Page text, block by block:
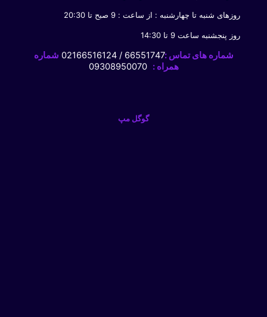
روزهای شنبه تا چهارشنبه : از ساعت : 9 صبح تا 20:30
روز پنجشنبه ساعت 9 تا 14:30
شماره های تماس :66551747 / 02166516124
شماره
همراه : 09308950070
گوگل مپ